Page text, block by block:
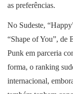
as preferências.
No Sudeste,
“Shape of You”, de
Punk em parceria
forma, o ranking
internacional,